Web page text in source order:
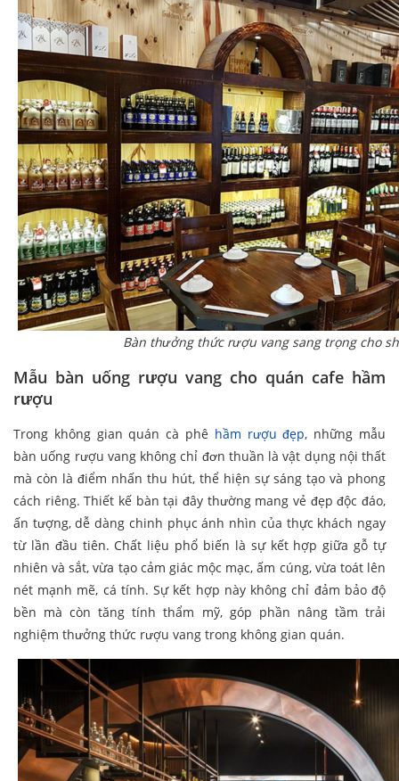
Bàn thưởng thức rượu vang sang trọng cho
Mẫu bàn uống rượu vang cho quán cafe hầm
rượu
Trong không gian quán cà phê hầm rượu đẹp, những mẫu
bàn uống rượu vang không chỉ đơn thuần là vật dụng nội thất
mà còn là điểm nhấn thu hút, thể hiện sự sáng tạo và phong
cách riêng. Thiết kế bàn tại đây thường mang vẻ đẹp độc đáo,
ấn tượng, dễ dàng chinh phục ánh nhìn của thực khách ngay
từ lần đầu tiên. Chất liệu phổ biến là sự kết hợp giữa gỗ tự
nhiên và sắt, vừa tạo cảm giác mộc mạc, ấm cúng, vừa toát lên
nét mạnh mẽ, cá tính. Sự kết hợp này không chỉ đảm bảo độ
bền mà còn tăng tính thẩm mỹ, góp phần nâng tầm trải
nghiệm thưởng thức rượu vang trong không gian quán.